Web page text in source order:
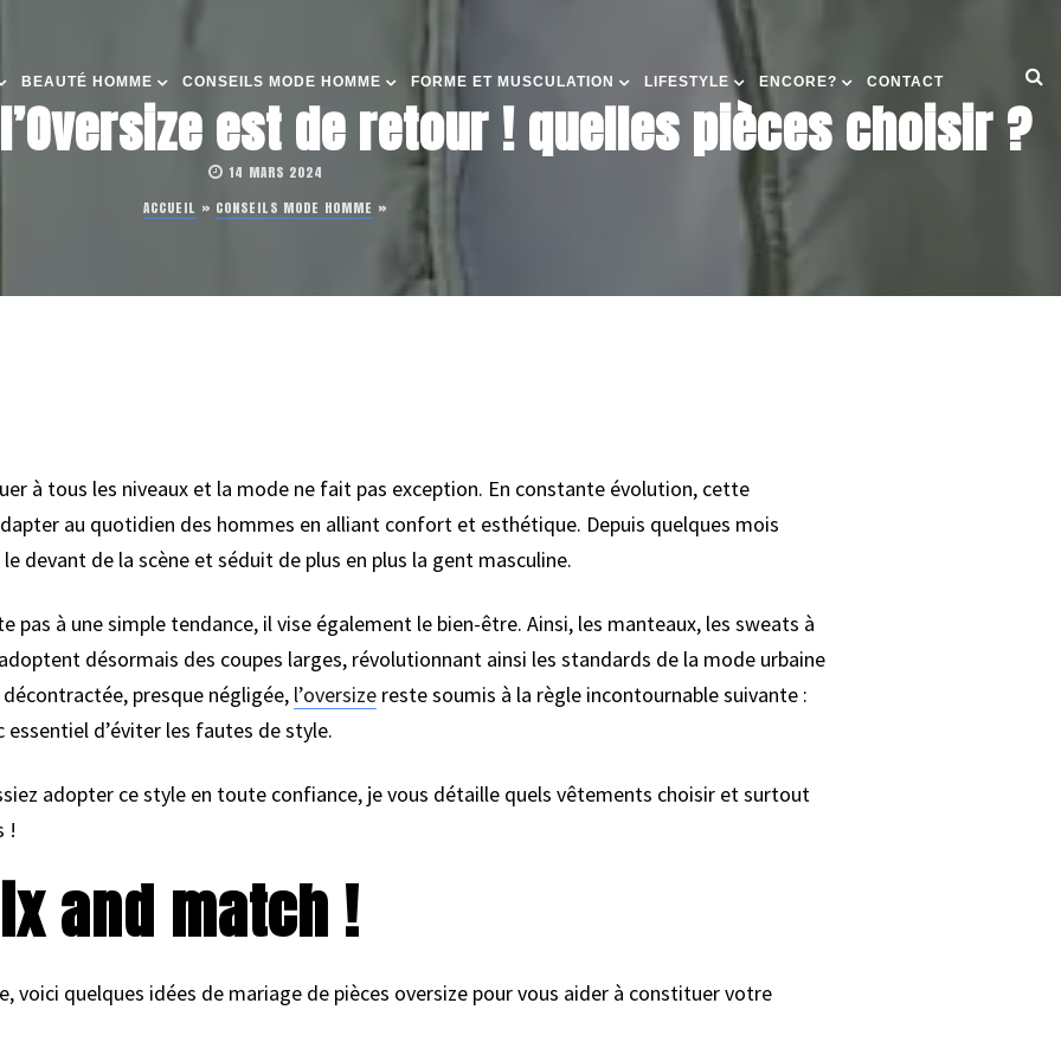
BEAUTÉ HOMME CONSEILS MODE HOMME FORME ET MUSCULATION LIFESTYLE ENCORE? CONTACT
est de retour ! quelles pièces choisir ?
14 MARS 2024
ACCUEIL » CONSEILS MODE HOMME »
à tous les niveaux et la mode ne fait pas exception. En constante évolution, cette
au quotidien des hommes en alliant confort et esthétique. Depuis quelques mois
devant de la scène et séduit de plus en plus la gent masculine.
pas à une simple tendance, il vise également le bien-être. Ainsi, les manteaux, les sweats à
désormais des coupes larges, révolutionnant ainsi les standards de la mode urbaine
presque négligée, l’oversizereste soumis à la règle incontournable suivante :
d’éviter les fautes de style.
adopter ce style en toute confiance, je vous détaille quels vêtements choisir et surtout
!
and match !
voici quelques idées de mariage de pièces oversize pour vous aider à constituer votre